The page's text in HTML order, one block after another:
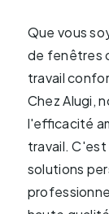
que les
de manière
Échelles:
Une échelle
précieux
véhicule.
Que vous
de fenêtres
travail
Chez Alugi,
l'efficacité
travail.
solutions